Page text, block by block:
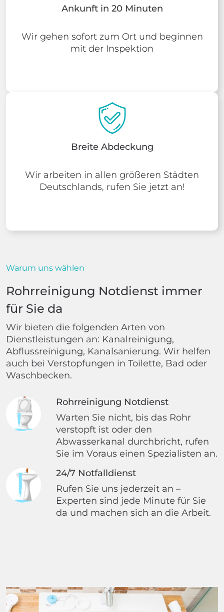
Ankunft in 20 Minuten
Wir gehen sofort zum Ort und beginnen
mit der Inspektion
Breite Abdeckung
Wir arbeiten in allen größeren Städten
Deutschlands, rufen Sie jetzt an!
Warum uns wählen
Rohrreinigung Notdienst immer
für Sie da
Wir bieten die folgenden Arten von
Dienstleistungen an: Kanalreinigung,
Abflussreinigung, Kanalsanierung. Wir helfen
auch bei Verstopfungen in Toilette, Bad oder
Waschbecken.
Rohrreinigung Notdienst
Warten Sie nicht, bis das Rohr
verstopft ist oder den
Abwasserkanal durchbricht, rufen
Sie im Voraus einen Spezialisten an.
24/7 Notfalldienst
Rufen Sie uns jederzeit an –
Experten sind jede Minute für Sie
da und machen sich an die Arbeit.